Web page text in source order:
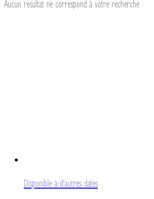
Aucun resultat ne correspond à votre recherche
Disponible à d’autres dates